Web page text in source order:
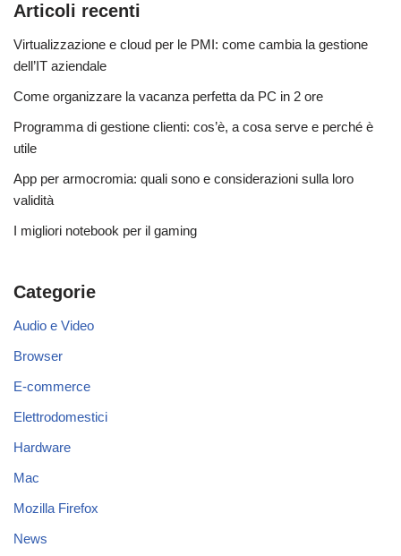
Articoli recenti
Virtualizzazione e cloud per le PMI: come cambia la gestione
dell’IT aziendale
Come organizzare la vacanza perfetta da PC in 2 ore
Programma di gestione clienti: cos’è, a cosa serve e perché è
utile
App per armocromia: quali sono e considerazioni sulla loro
validità
I migliori notebook per il gaming
Categorie
Audio e Video
Browser
E-commerce
Elettrodomestici
Hardware
Mac
Mozilla Firefox
News